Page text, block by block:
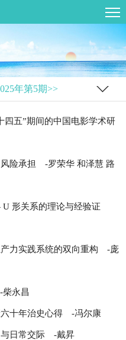
年第5期>>
四五”期间的中国电影学术研
风险承担-罗荣华 和泽慧 路
形关系的理论与经验证
产力实践系统的双向重构-庞
-柴永昌
六十年治史心得-冯尔康
与日常交际-戴昇